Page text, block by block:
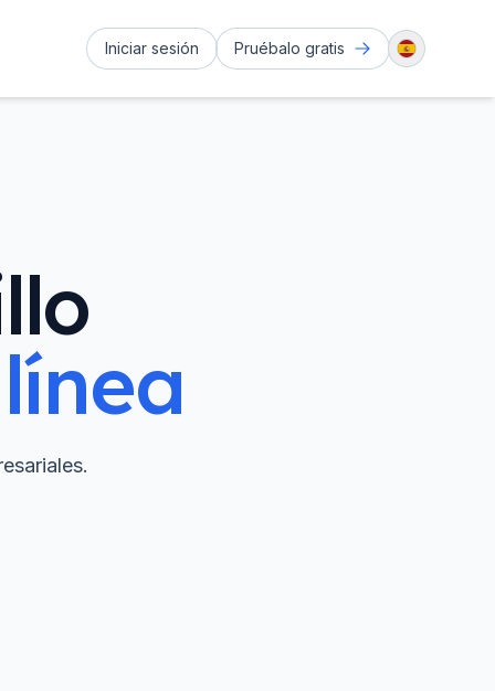
Iniciar sesión Pruébalo gratis